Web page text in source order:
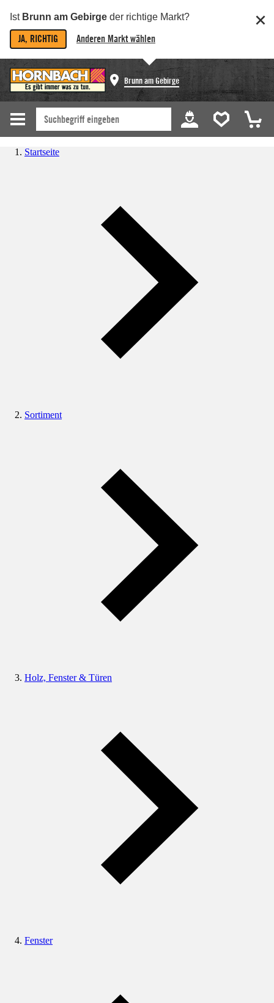
Ist Brunn am Gebirge der richtige Markt?
JA, RICHTIG Anderen Markt wählen
Brunn am Gebirge
Startseite
Sortiment
Holz, Fenster & Türen
Fenster